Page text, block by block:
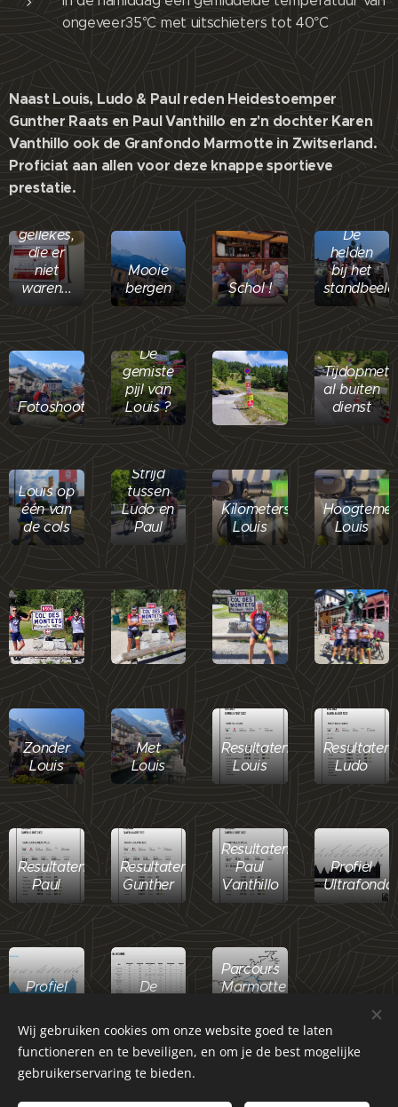
ongeveer35°C met uitschieters tot 40°C
Naast Louis, Ludo & Paul reden Heidestoemper
Gunther Raats en Paul Vanthillo en z'n dochter Karen
Vanthillo ook de Granfondo Marmotte in Zwitserland.
Proficiat aan allen voor deze knappe sportieve
prestatie.
De
beloofde
gellekes,
die er
niet
waren...
Mooie
bergen
Schol !
De
helden
bij het
standbeeld
Fotoshoot
De
gemiste
pijl van
Louis ?
al buiten
dienst
Louis op
één van
de cols
Strijd
tussen
Ludo en
Paul
Kilometers
Louis
Louis
Zonder
Louis
Met
Louis
Resultaten
Louis
Resultaten
Ludo
Resultaten
Paul
Resultaten
Gunther
Resultaten
Paul
Vanthillo
Profiel
Ultrafondo
Profiel
De
Parcours
Marmotte
© 2022 Wielerclub De HEIDESTOEMPERS - Kalmthout
Wij gebruiken cookies om onze website goed te laten
functioneren en te beveiligen, en om je de best mogelijke
gebruikerservaring te bieden.